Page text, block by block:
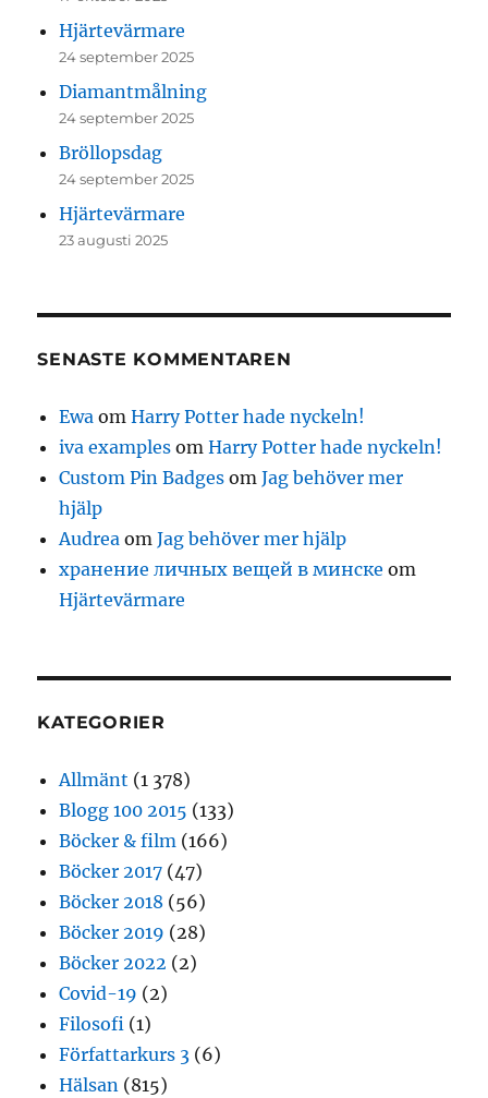
Hjärtevärmare
24 september 2025
Diamantmålning
24 september 2025
Bröllopsdag
24 september 2025
Hjärtevärmare
23 augusti 2025
SENASTE KOMMENTAREN
Ewa omHarry Potter hade nyckeln!
iva examples omHarry Potter hade nyckeln!
Custom Pin Badges omJag behöver mer
hjälp
Audrea omJag behöver mer hjälp
хранение личных вещей в минске om
Hjärtevärmare
KATEGORIER
Allmänt (1 378)
Blogg 100 2015 (133)
Böcker & film (166)
Böcker 2017 (47)
Böcker 2018 (56)
Böcker 2019 (28)
Böcker 2022 (2)
Covid-19 (2)
Filosofi (1)
Författarkurs 3 (6)
Hälsan (815)